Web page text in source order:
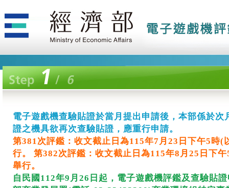
電子遊戲機查驗貼證於當月提出申請後，本部係於
電子遊戲機查驗貼證於當月提出申請後，本部係於
電子遊戲機查驗貼證於當月提出申請後，本部係於
電子遊戲機查驗貼證於當月提出申請後，本部係於
電子遊戲機查驗貼證於當月提出申請後，本部係於
電子遊戲機查驗貼證於當月提出申請後，本部係於
電子遊戲機查驗貼證於當月提出申請後，本部係於
電子遊戲機查驗貼證於當月提出申請後，本部係於
電子遊戲機查驗貼證於當月提出申請後，本部係於
電子遊戲機查驗貼證於當月提出申請後，本部係於
電子遊戲機查驗貼證於當月提出申請後，本部係於
電子遊戲機查驗貼證於當月提出申請後，本部係於
電子遊戲機查驗貼證於當月提出申請後，本部係於
電子遊戲機查驗貼證於當月提出申請後，本部係於
電子遊戲機查驗貼證於當月提出申請後，本部係於
電子遊戲機查驗貼證於當月提出申請後，本部係於
電子遊戲機查驗貼證於當月提出申請後，本部係於
電子遊戲機查驗貼證於當月提出申請後，本部係於
電子遊戲機查驗貼證於當月提出申請後，本部係於
電子遊戲機查驗貼證於當月提出申請後，本部係於
電子遊戲機查驗貼證於當月提出申請後，本部係於
電子遊戲機查驗貼證於當月提出申請後，本部係於
電子遊戲機查驗貼證於當月提出申請後，本部係於
電子遊戲機查驗貼證於當月提出申請後，本部係於
電子遊戲機查驗貼證於當月提出申請後，本部係於
電子遊戲機查驗貼證於當月提出申請後，本部係於
電子遊戲機查驗貼證於當月提出申請後，本部係於
電子遊戲機查驗貼證於當月提出申請後，本部係於
電子遊戲機查驗貼證於當月提出申請後，本部係於
電子遊戲機查驗貼證於當月提出申請後，本部係於